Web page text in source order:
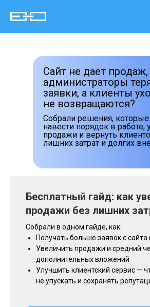
Сайт не дает продаж,
администраторы
заявки, а клиенты
не возвращаются?
Собрали решения, которые
навести порядок в работе,
продажи и вернуть
лишних затрат и долгих
Бесплатный гайд: как
продажи без лишних
Собрали в одном гайде, как:
Получать больше заявок с сайта
Увеличить продажи и средний
дополнительных вложений
Улучшить клиентский сервис —
не упускать и сохранять